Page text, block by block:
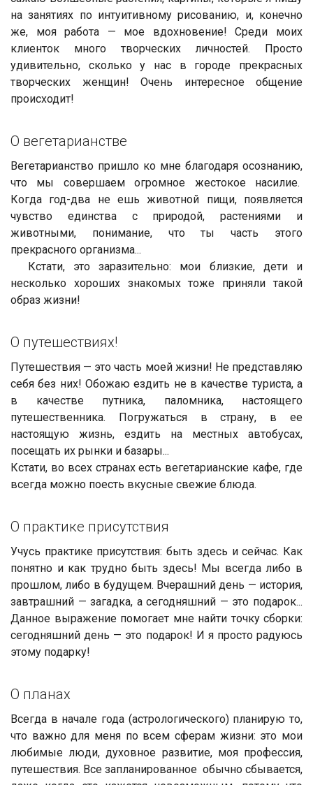
на занятиях по интуитивному рисованию, и, конечно
же, моя работа — мое вдохновение! Среди моих
клиенток много творческих личностей. Просто
удивительно, сколько у нас в городе прекрасных
творческих женщин! Очень интересное общение
происходит!
О вегетарианстве
Вегетарианство пришло ко мне благодаря осознанию,
что мы совершаем огромное жестокое насилие.
Когда год-два не ешь животной пищи, появляется
чувство единства с природой, растениями и
животными, понимание, что ты часть этого
прекрасного организма...
Кстати, это заразительно: мои близкие, дети и
несколько хороших знакомых тоже приняли такой
образ жизни!
О путешествиях!
Путешествия — это часть моей жизни! Не представляю
себя без них! Обожаю ездить не в качестве туриста, а
в качестве путника, паломника, настоящего
путешественника. Погружаться в страну, в ее
настоящую жизнь, ездить на местных автобусах,
посещать их рынки и базары...
Кстати, во всех странах есть вегетарианские кафе, где
всегда можно поесть вкусные свежие блюда.
О практике присутствия
Учусь практике присутствия: быть здесь и сейчас. Как
понятно и как трудно быть здесь! Мы всегда либо в
прошлом, либо в будущем. Вчерашний день — история,
завтрашний — загадка, а сегодняшний — это подарок...
Данное выражение помогает мне найти точку сборки:
сегодняшний день — это подарок! И я просто радуюсь
этому подарку!
О планах
Всегда в начале года (астрологического) планирую то,
что важно для меня по всем сферам жизни: это мои
любимые люди, духовное развитие, моя профессия,
путешествия. Все запланированное обычно сбывается,